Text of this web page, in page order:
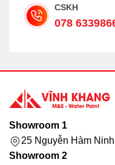
CSKH
078
Showroom 1
25 Nguyễn Hàm
Showroom 2